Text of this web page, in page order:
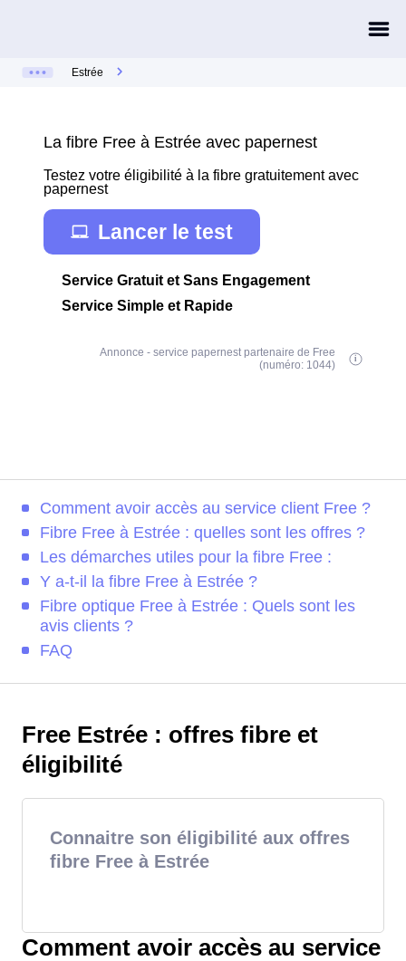
Estrée
La fibre Free à Estrée avec papernest
Testez votre éligibilité à la fibre gratuitement avec
papernest
Lancer le test
Service Gratuit et Sans Engagement
Service Simple et Rapide
Annonce - service papernest partenaire de Free
(numéro: 1044)
Comment avoir accès au service client Free ?
Fibre Free à Estrée : quelles sont les offres ?
Les démarches utiles pour la fibre Free :
Y a-t-il la fibre Free à Estrée ?
Fibre optique Free à Estrée : Quels sont les
avis clients ?
FAQ
Free Estrée : offres fibre et
éligibilité
Connaitre son éligibilité aux offres
fibre Free à Estrée
Comment avoir accès au service